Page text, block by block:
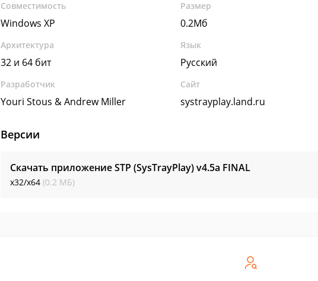
Совместимость
Windows XP
Размер
0.2Мб
Архитектура
32 и 64 бит
Язык
Русский
Разработчик
Youri Stous & Andrew Miller
Сайт
systrayplay.land.ru
Версии
Скачать приложение STP (SysTrayPlay) v4.5a FINAL
x32/x64 (0.2 МБ)